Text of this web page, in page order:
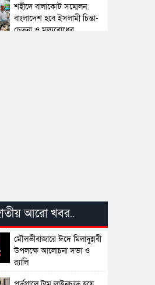
শহীদে বালাকোট সম্মেলন:
বাংলাদেশ হবে ইসলামী চিন্তা-
চেতনা ও মূল্যবোধের
আরো খবর..
মৌলভীবাজারে ঈদে মিলাদুন্নবী
উপলক্ষে আলোচনা সভা ও
র‍্যালি